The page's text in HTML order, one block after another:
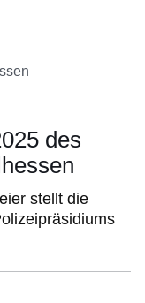
des
stellt die